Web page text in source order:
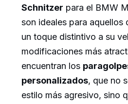
Schnitzer para el BMW
son ideales para aquellos
un toque distintivo a su
modificaciones más
encuentran los
personalizados, que no
estilo más agresivo, sino